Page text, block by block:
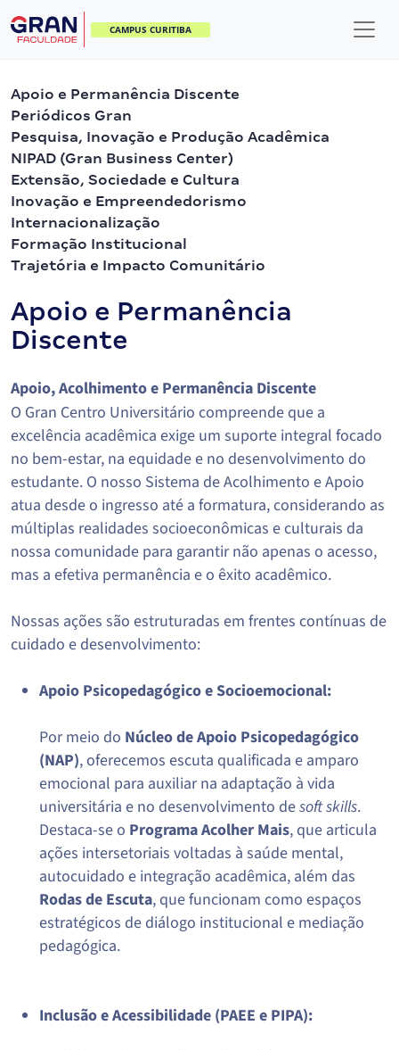
CAMPUS CURITIBA
Apoio e Permanência Discente
Periódicos Gran
Pesquisa, Inovação e Produção Acadêmica
NIPAD (Gran Business Center)
Extensão, Sociedade e Cultura
Inovação e Empreendedorismo
Internacionalização
Formação Institucional
Trajetória e Impacto Comunitário
Apoio e Permanência
Discente
Apoio, Acolhimento e Permanência Discente
O Gran Centro Universitário compreende que a
excelência acadêmica exige um suporte integral focado
no bem-estar, na equidade e no desenvolvimento do
estudante. O nosso Sistema de Acolhimento e Apoio
atua desde o ingresso até a formatura, considerando as
múltiplas realidades socioeconômicas e culturais da
nossa comunidade para garantir não apenas o acesso,
mas a efetiva permanência e o êxito acadêmico.
Nossas ações são estruturadas em frentes contínuas de
cuidado e desenvolvimento:
Apoio Psicopedagógico e Socioemocional:
Por meio do Núcleo de Apoio Psicopedagógico
(NAP), oferecemos escuta qualificada e amparo
emocional para auxiliar na adaptação à vida
universitária e no desenvolvimento desoft skills.
Destaca-se o Programa Acolher Mais, que articula
ações intersetoriais voltadas à saúde mental,
autocuidado e integração acadêmica, além das
Rodas de Escuta, que funcionam como espaços
estratégicos de diálogo institucional e mediação
pedagógica.
Inclusão e Acessibilidade (PAEE e PIPA):